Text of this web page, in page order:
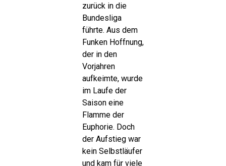
zurück in die
Bundesliga
führte. Aus dem
Funken Hoffnung,
der in den
Vorjahren
aufkeimte, wurde
im Laufe der
Saison eine
Flamme der
Euphorie. Doch
der Aufstieg war
kein Selbstläufer
und kam für viele